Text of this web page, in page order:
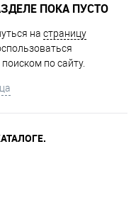
ПОКА ПУСТО
на страницу
по сайту.